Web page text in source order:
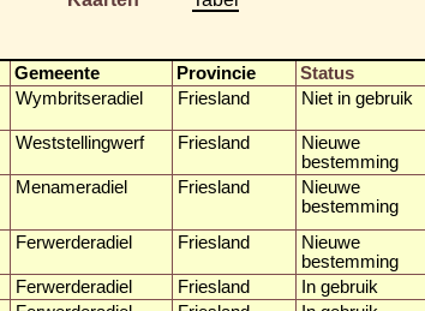
Gemeente Provincie Status
Wymbritseradiel Friesland Niet in gebruik
Weststellingwerf Friesland
Nieuwe
bestemming
Menameradiel Friesland
Nieuwe
bestemming
Ferwerderadiel Friesland
Nieuwe
bestemming
Ferwerderadiel Friesland In gebruik